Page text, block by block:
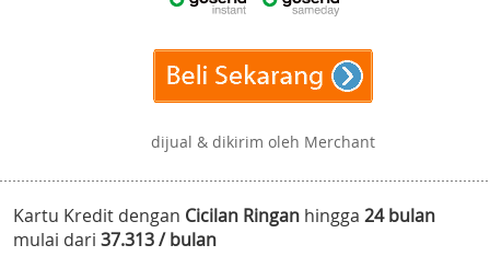
dijual & dikirim oleh Merchant
Kartu Kredit dengan Cicilan Ringan hingga 24 bulan
mulai dari 37.313 / bulan